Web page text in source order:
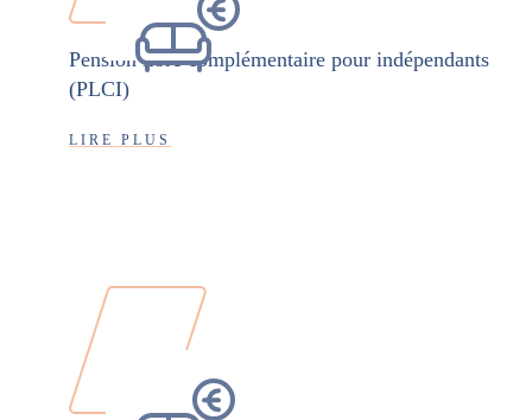
Pension libre complémentaire pour indépendants
(PLCI)
LIRE PLUS